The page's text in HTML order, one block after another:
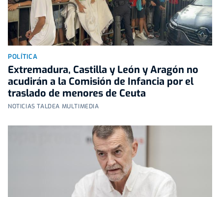
POLÍTICA
Extremadura, Castilla y León y Aragón no
acudirán a la Comisión de Infancia por el
traslado de menores de Ceuta
NOTICIAS TALDEA MULTIMEDIA